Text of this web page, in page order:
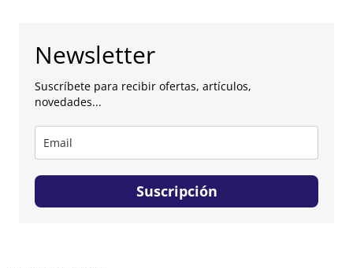
Newsletter
Suscríbete para recibir ofertas, artículos,
novedades...
Suscripción